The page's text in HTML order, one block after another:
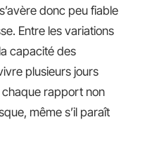
s’avère donc peu fiable
Entre les variations
capacité des
plusieurs jours
rapport non
même s’il paraît